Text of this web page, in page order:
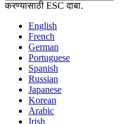
करण्यासाठी ESC दाबा.
English
French
German
Portuguese
Spanish
Russian
Japanese
Korean
Arabic
Irish